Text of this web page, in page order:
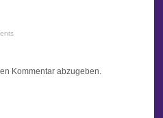
Kommentar abzugeben.